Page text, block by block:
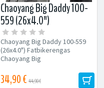
Chaoyang Big Daddy 100-
559 (26x4.0")
Fatbikerengas
Chaoyang Big Daddy 100-559
(26x4.0") Fatbikerengas
Chaoyang Big
kuviointi ja rullaavuutta...
34,90 € 44,90 €